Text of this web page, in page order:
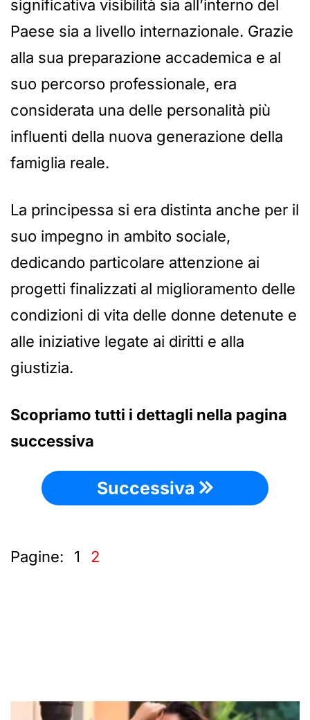
significativa visibilità sia all’interno del
Paese sia a livello internazionale. Grazie
alla sua preparazione accademica e al
suo percorso professionale, era
considerata una delle personalità più
influenti della nuova generazione della
famiglia reale.
La principessa si era distinta anche per il
suo impegno in ambito sociale,
dedicando particolare attenzione ai
progetti finalizzati al miglioramento delle
condizioni di vita delle donne detenute e
alle iniziative legate ai diritti e alla
giustizia.
Scopriamo tutti i dettagli nella pagina
successiva
Successiva
Pagine: 1 2